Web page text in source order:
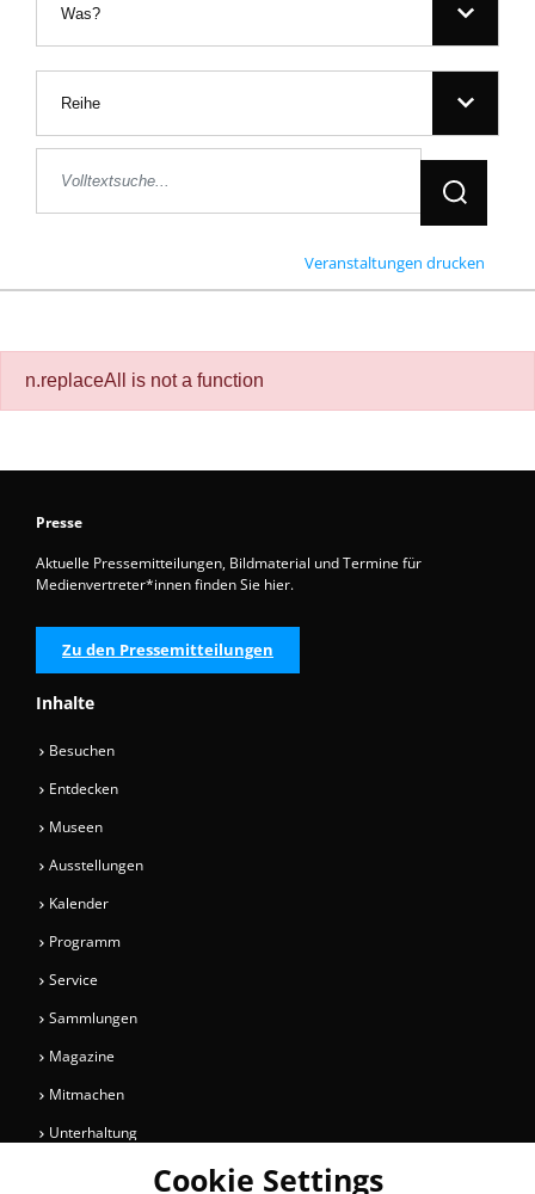
Was?
Reihe
Jetzt
Veranstaltungen drucken
n.replaceAll is not a function
Presse
Aktuelle Pressemitteilungen, Bildmaterial und Termine für
Medienvertreter*innen finden Sie hier.
Zu den Pressemitteilungen
Inhalte
Besuchen
Entdecken
Museen
Ausstellungen
Kalender
Programm
Service
Sammlungen
Magazine
Mitmachen
Unterhaltung
Cookie Settings